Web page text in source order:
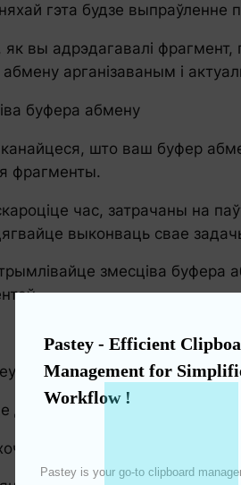
гэта будзе
вы адрэдагавалі
арганізаваным і
буфера абмену
што ваш буфер
фрагменты.
час, затрачаны на
выконваць свае
змесціва буфера
з App Store.
да гісторыі буфера абмену.
адрэдагаваць, і
Pastey - Efficient
Management for
Workflow !
Pastey is your go-to clipboard